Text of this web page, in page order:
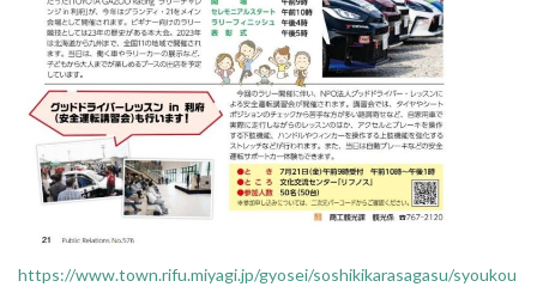
https://www.town.rifu.miyagi.jp/gyosei/soshikikarasagasu/syoukou